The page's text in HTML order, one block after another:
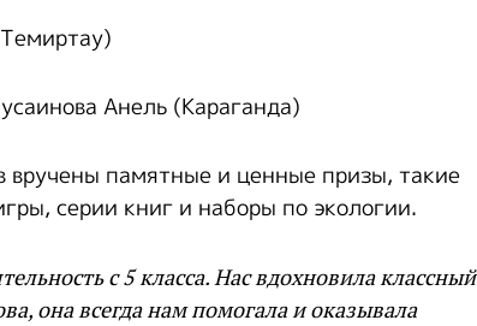
Анель (Караганда)
вручены памятные и ценные призы, такие
серии книг и наборы по экологии.
с 5 класса. Нас вдохновила классный
она всегда нам помогала и оказывала